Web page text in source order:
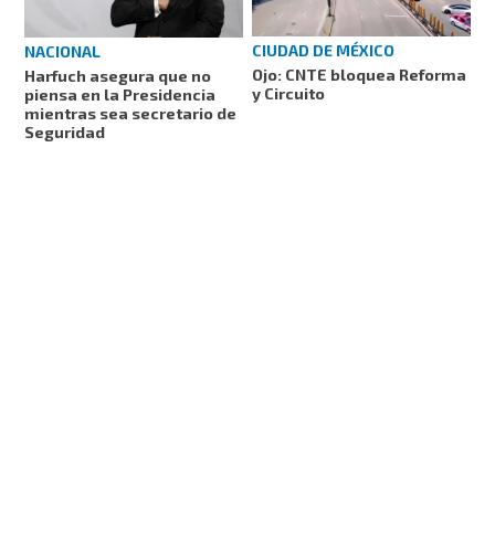
NACIONAL
Harfuch asegura que no
piensa en la Presidencia
mientras sea secretario de
Seguridad
CIUDAD DE MÉXICO
Ojo: CNTE bloquea Reforma
y Circuito